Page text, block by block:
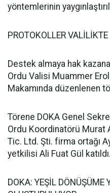
yöntemlerinin
PROTOKOLLER
Destek almaya hak
Ordu Valisi Muammer Erol
Makamında düzenlenen
Törene DOKA Genel
Ordu Koordinatörü Murat
Tic. Ltd. Şti. firma ortağı
yetkilisi Ali Fuat Gül katıldı.
DOKA: YEŞİL DÖNÜŞÜME